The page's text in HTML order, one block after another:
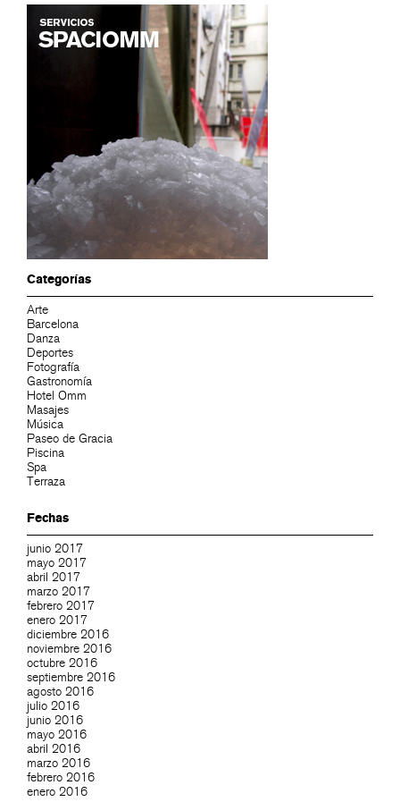
Categorías
Arte
Barcelona
Danza
Deportes
Fotografía
Gastronomía
Hotel Omm
Masajes
Música
Paseo de Gracia
Piscina
Spa
Terraza
Fechas
junio 2017
mayo 2017
abril 2017
marzo 2017
febrero 2017
enero 2017
diciembre 2016
noviembre 2016
octubre 2016
septiembre 2016
agosto 2016
julio 2016
junio 2016
mayo 2016
abril 2016
marzo 2016
febrero 2016
enero 2016